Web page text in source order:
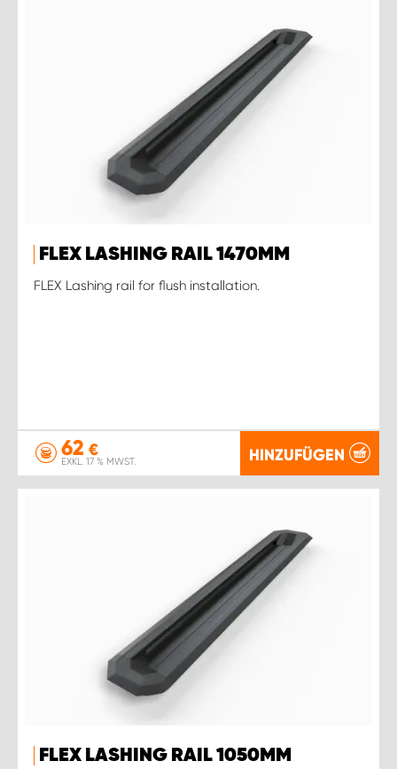
FLEX LASHING RAIL 1470MM
FLEX Lashing rail for flush installation.
62 €
EXKL. 17 % MWST. HINZUFÜGEN
FLEX LASHING RAIL 1050MM